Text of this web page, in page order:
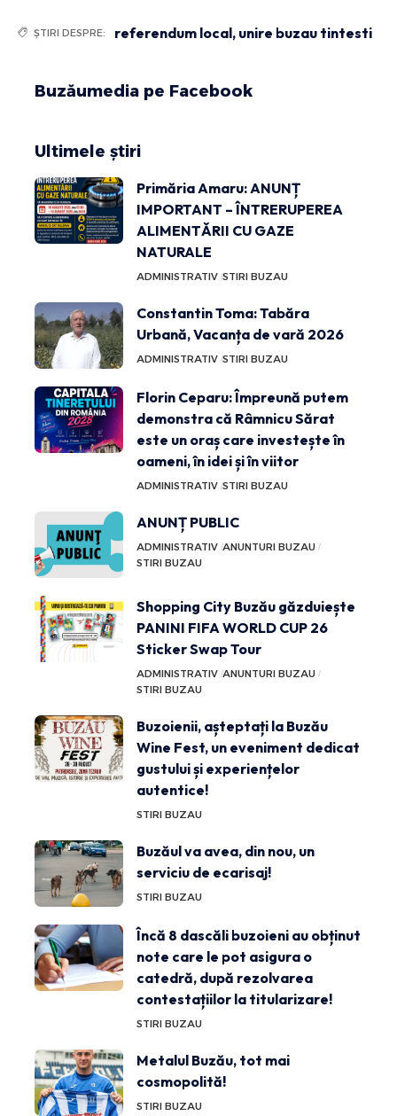
ȘTIRI DESPRE: referendum local, unire buzau tintesti
Buzăumedia pe Facebook
Ultimele știri
Primăria Amaru: ANUNȚ
IMPORTANT – ÎNTRERUPEREA
ALIMENTĂRII CU GAZE
NATURALE
ADMINISTRATIV STIRI BUZAU
Constantin Toma: Tabăra
Urbană, Vacanța de vară 2026
ADMINISTRATIV STIRI BUZAU
Florin Ceparu: Împreună putem
demonstra că Râmnicu Sărat
este un oraș care investește în
oameni, în idei și în viitor
ADMINISTRATIV STIRI BUZAU
ANUNȚ PUBLIC
ADMINISTRATIV ANUNTURI BUZAU
STIRI BUZAU
Shopping City Buzău găzduiește
PANINI FIFA WORLD CUP 26
Sticker Swap Tour
ADMINISTRATIV ANUNTURI BUZAU
STIRI BUZAU
Buzoienii, așteptați la Buzău
Wine Fest, un eveniment dedicat
gustului și experiențelor
autentice!
STIRI BUZAU
Buzăul va avea, din nou, un
serviciu de ecarisaj!
STIRI BUZAU
Încă 8 dascăli buzoieni au obținut
note care le pot asigura o
catedră, după rezolvarea
contestațiilor la titularizare!
STIRI BUZAU
Metalul Buzău, tot mai
cosmopolită!
STIRI BUZAU